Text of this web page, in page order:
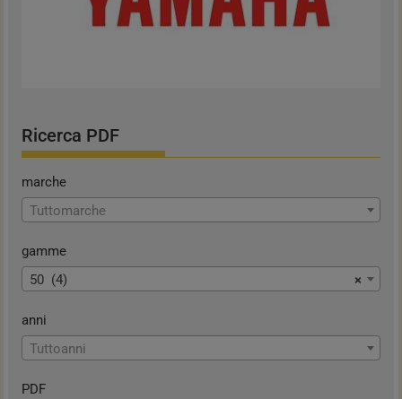
Ricerca PDF
marche
Tuttomarche
gamme
×
50 (4)
anni
Tuttoanni
PDF